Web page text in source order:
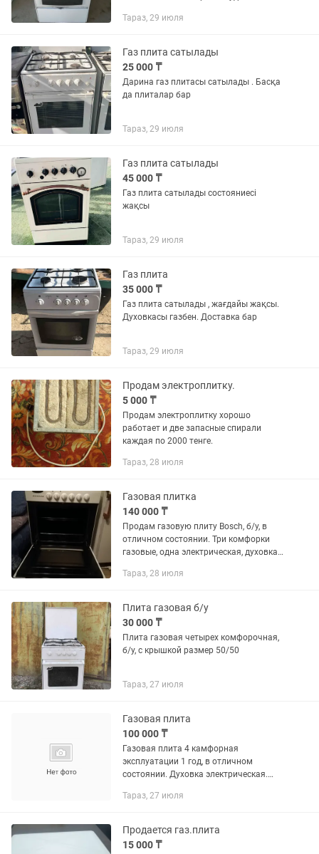
Тараз, 29 июля
Газ плита сатылады
25 000 ₸
Дарина газ плитасы сатылады . Басқа
да плиталар бар
Тараз, 29 июля
Газ плита сатылады
45 000 ₸
Газ плита сатылады состояниесі
жақсы
Тараз, 29 июля
Газ плита
35 000 ₸
Газ плита сатылады , жағдайы жақсы.
Духовкасы газбен. Доставка бар
Тараз, 29 июля
Продам электроплитку.
5 000 ₸
Продам электроплитку хорошо
работает и две запасные спирали
каждая по 2000 тенге.
Тараз, 28 июля
Газовая плитка
140 000 ₸
Продам газовую плиту Bosch, б/у, в
отличном состоянии. Три комфорки
газовые, одна электрическая, духовка
Тараз, 28 июля
Плита газовая б/у
30 000 ₸
Плита газовая четырех комфорочная,
б/у, с крышкой размер 50/50
Тараз, 27 июля
Газовая плита
100 000 ₸
Газовая плита 4 камфорная
эксплуатации 1 год, в отличном
состоянии. Духовка электрическая.
Тараз, 27 июля
Продается газ.плита
15 000 ₸